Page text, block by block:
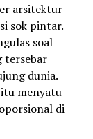
arsitektur
sok pintar.
soal
tersebar
dunia.
itu menyatu
di